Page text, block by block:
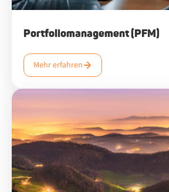
Portfoliomanagement (PFM)
Mehr erfahren